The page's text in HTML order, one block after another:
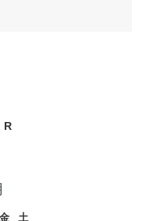
金 土